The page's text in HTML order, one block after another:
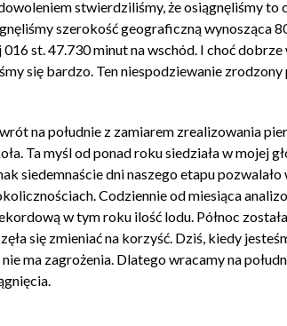
stwierdziliśmy, że osiągnęliśmy to
szerokość geograficzną wynosząca
st. 47.730 minut na wschód. I choć
się bardzo. Ten niespodziewanie zrodzony
na południe z zamiarem zrealizowania
Ta myśl od ponad roku siedziała w mojej
siedemnaście dni naszego etapu
Codziennie od miesiąca
w tym roku ilość lodu. Północ
się zmieniać na korzyść. Dziś, kiedy
ma zagrożenia. Dlatego wracamy na